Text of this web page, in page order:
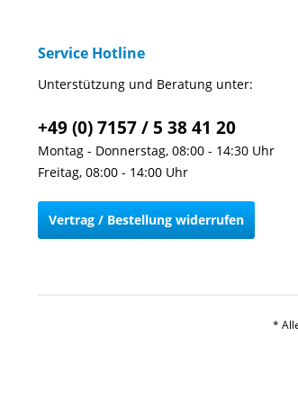
Service Hotline
Unterstützung und Beratung unter:
+49 (0) 7157 / 5 38 41 20
Montag - Donnerstag, 08:00 - 14:30 Uhr
Freitag, 08:00 - 14:00 Uhr
Vertrag / Bestellung widerrufen
*